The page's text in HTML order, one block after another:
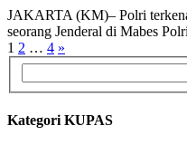
JAKARTA (KM)– Polri
seorang Jenderal di Mabes
Posts
pagination
1 2 … 4 »
Kategori KUPAS